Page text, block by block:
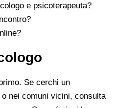
e psicoterapeuta?
Se cerchi un
nei comuni vicini, consulta